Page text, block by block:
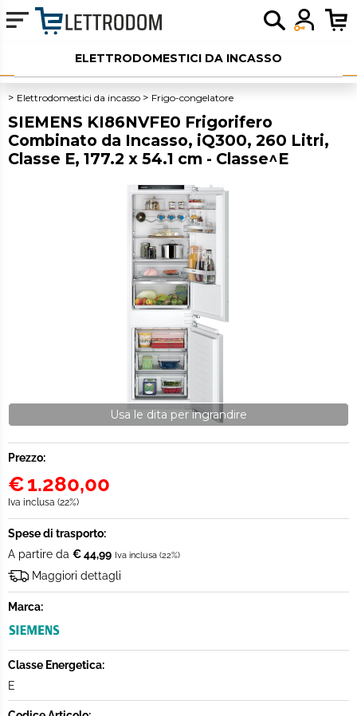
ELETTRODOMESTICI DA INCASSO
ELETTRODOMESTICI LIBERA INSTALLAZIONE
PICCOLI ELETTRODOMESTICI
AUDIO
SERVIZI AGGIUNTIVI
OUTLET
Elettrodomestici da incasso Frigo-congelatore
SIEMENS KI86NVFE0 Frigorifero
Combinato da Incasso, iQ300, 260 Litri,
Classe E, 177.2 x 54.1 cm - Classe^E
Usa le dita per ingrandire
Prezzo:
€1.280,00
Iva inclusa (22%)
Spese di trasporto:
A partire da € 44,99 Iva inclusa (22%)
Maggiori dettagli
Marca:
Classe Energetica:
E